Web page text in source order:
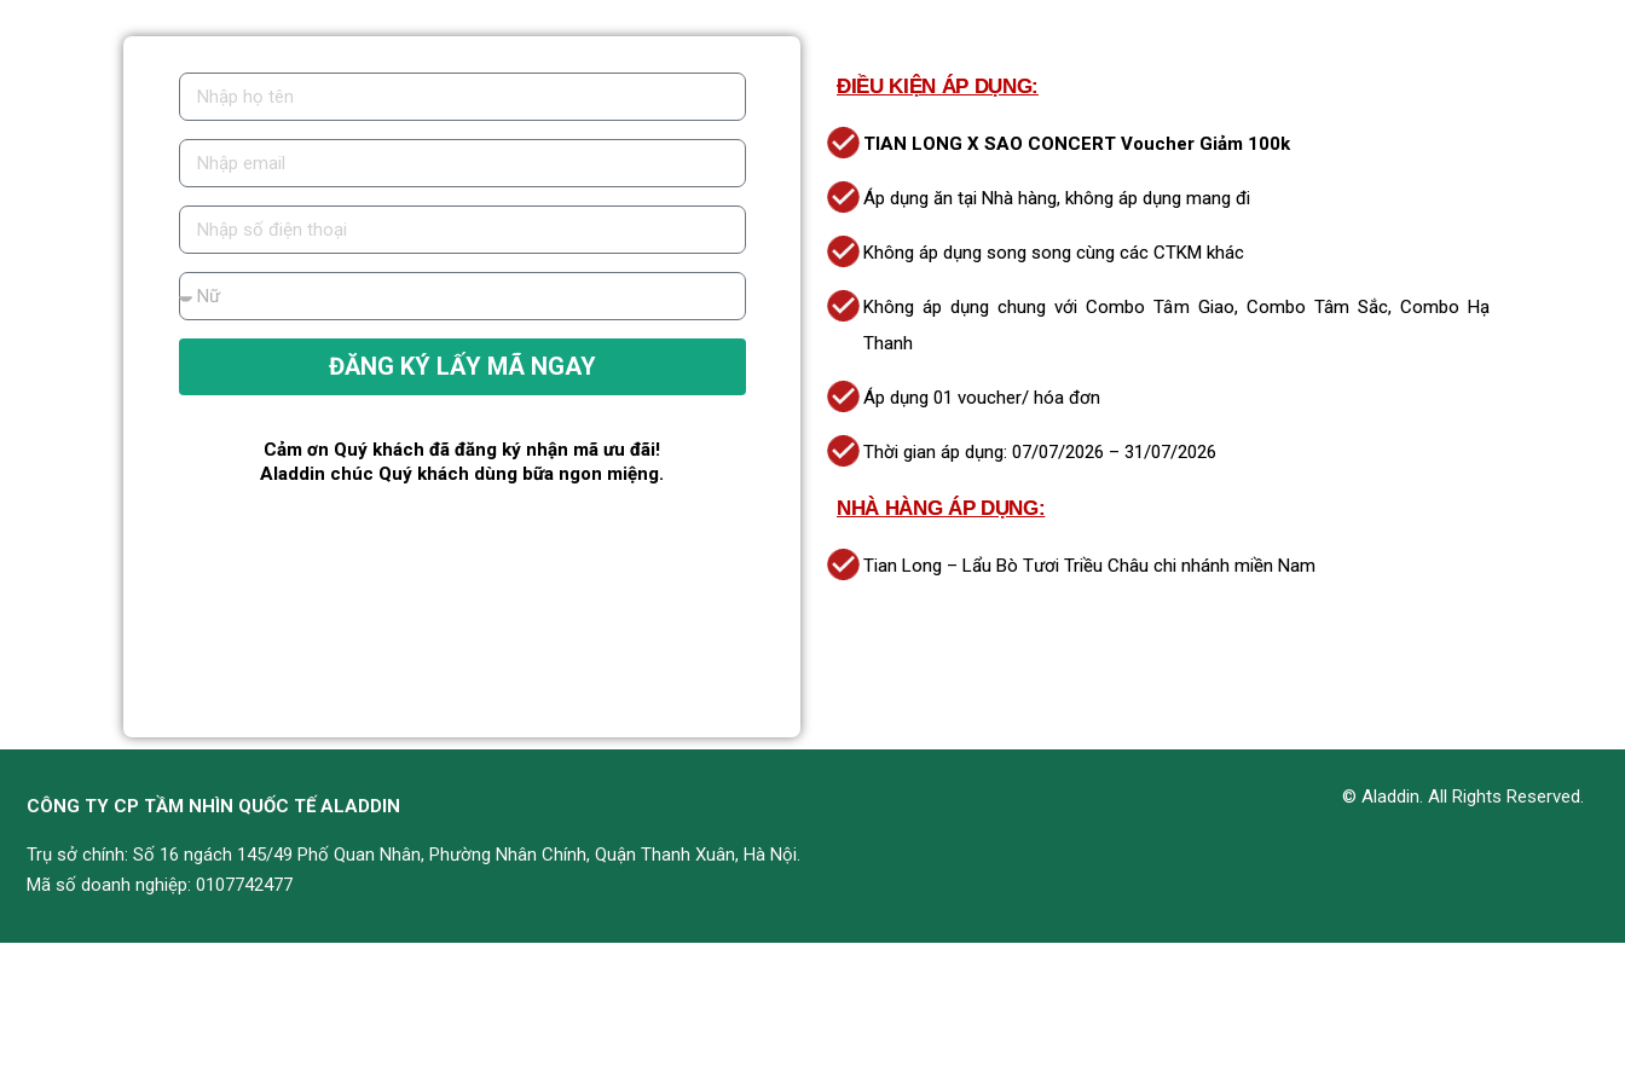
ĐĂNG KÝ LẤY MÃ NGAY
Cảm ơn Quý khách đã đăng ký nhận mã ưu đãi!
Aladdin chúc Quý khách dùng bữa ngon miệng.
ĐIỀU KIỆN ÁP DỤNG:
TIAN LONG X SAO CONCERT Voucher Giảm 100k
Áp dụng ăn tại Nhà hàng, không áp dụng mang đi
Không áp dụng song song cùng các CTKM khác
Không áp dụng chung với Combo Tâm Giao, Combo Tâm Sắc, Combo Hạ
Thanh
Áp dụng 01 voucher/ hóa đơn
Thời gian áp dụng: 07/07/2026 – 31/07/2026
NHÀ HÀNG ÁP DỤNG:
Tian Long – Lẩu Bò Tươi Triều Châu chi nhánh miền Nam
CÔNG TY CP TẦM NHÌN QUỐC TẾ ALADDIN
Trụ sở chính: Số 16 ngách 145/49 Phố Quan Nhân, Phường Nhân Chính, Quận Thanh Xuân, Hà Nội.
Mã số doanh nghiệp: 0107742477
© Aladdin. All Rights Reserved.